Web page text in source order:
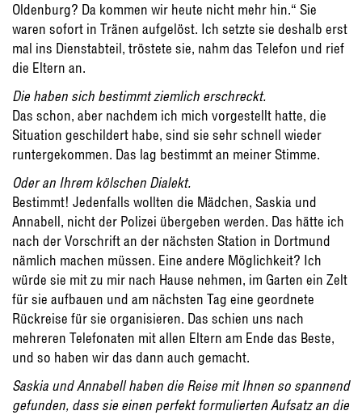
Oldenburg? Da kommen wir heute nicht mehr hin.“ Sie
waren sofort in Tränen aufgelöst. Ich setzte sie deshalb erst
mal ins Dienstabteil, tröstete sie, nahm das Telefon und rief
die Eltern an.
Die haben sich bestimmt ziemlich erschreckt.
Das schon, aber nachdem ich mich vorgestellt hatte, die
Situation geschildert habe, sind sie sehr schnell wieder
runtergekommen. Das lag bestimmt an meiner Stimme.
Oder an Ihrem kölschen Dialekt.
Bestimmt! Jedenfalls wollten die Mädchen, Saskia und
Annabell, nicht der Polizei übergeben werden. Das hätte ich
nach der Vorschrift an der nächsten Station in Dortmund
nämlich machen müssen. Eine andere Möglichkeit? Ich
würde sie mit zu mir nach Hause nehmen, im Garten ein Zelt
für sie aufbauen und am nächsten Tag eine geordnete
Rückreise für sie organisieren. Das schien uns nach
mehreren Telefonaten mit allen Eltern am Ende das Beste,
und so haben wir das dann auch gemacht.
Saskia und Annabell haben die Reise mit Ihnen so spannend
gefunden, dass sie einen perfekt formulierten Aufsatz an die